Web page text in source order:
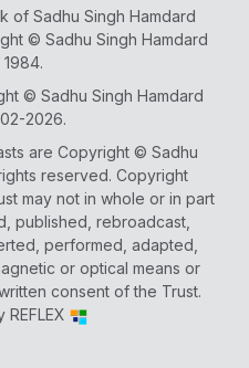
of Sadhu Singh Hamdard
© Sadhu Singh Hamdard
1984.
© Sadhu Singh Hamdard
2026.
are Copyright © Sadhu
reserved. Copyright
may not in whole or in part
published, rebroadcast,
performed, adapted,
or optical means or
consent of the Trust.
REFLEX